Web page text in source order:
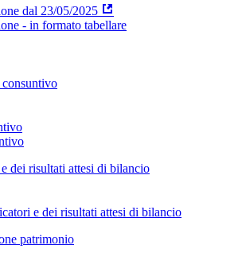
dal 23/05/2025
- in formato tabellare
dei risultati attesi di bilancio
e dei risultati attesi di bilancio
patrimonio